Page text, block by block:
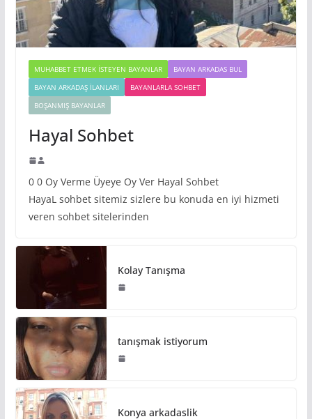
MUHABBET ETMEK İSTEYEN BAYANLAR
BAYAN ARKADAS BUL
BAYAN ARKADAŞ İLANLARI
BAYANLARLA SOHBET
BOŞANMIŞ BAYANLAR
Hayal Sohbet
0 0 Oy Verme Üyeye Oy Ver Hayal Sohbet
HayaL sohbet sitemiz sizlere bu konuda en iyi hizmeti
veren sohbet sitelerinden
Kolay Tanışma
tanışmak istiyorum
Konya arkadaslik